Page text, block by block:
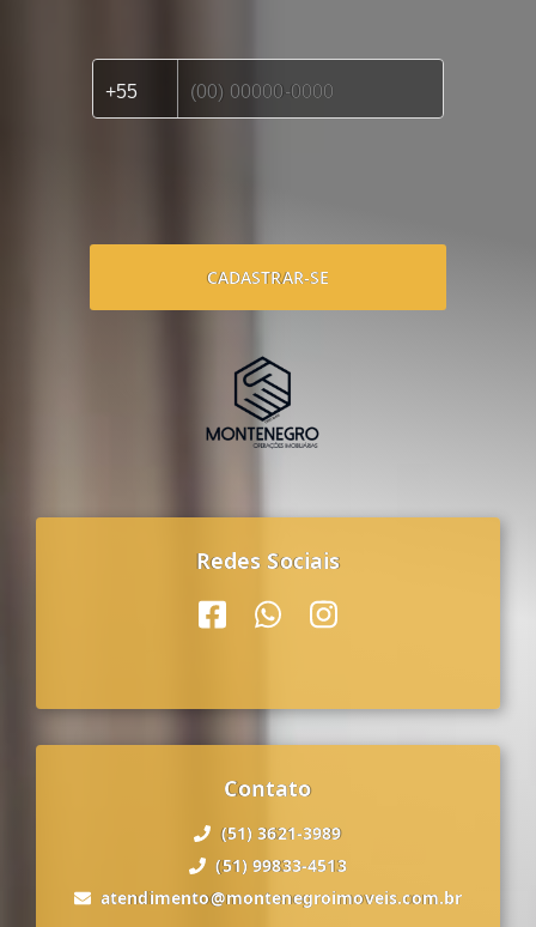
CADASTRAR-SE
Redes Sociais
Contato
(51) 3621-3989
(51) 99833-4513
atendimento@montenegroimoveis.com.br